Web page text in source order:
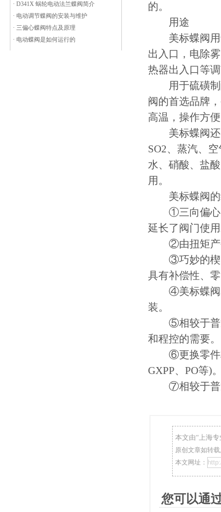
的。
用途
美标蝶阀用
出入口，电除
热器出入口等
用于硫磺制
阀的首选品牌
高温，操作方
美标蝶阀还
SO2、蒸汽、
水、硝酸、盐
用。
美标蝶阀的
①三向偏心的
延长了阀门使
②由扭矩产
③巧妙的楔形
具有补偿性、
④美标蝶阀相
装。
⑤相较于普通
和程控的需要。
⑥更换零件材
GXPP、PO等)
⑦相较于普通
本文由“上海
原创文章如转
本文网址：
您可以通
· D341X 蜗轮电动法兰蝶阀简介
· 电动调节蝶阀的安装与维护
· 三偏心蝶阀特点及原理
· 电动蝶阀是如何运行的